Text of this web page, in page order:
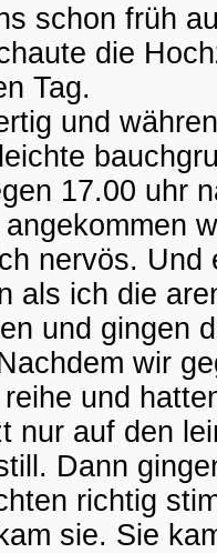
schon früh
die
Tag.
und
17.00 uhr
nervös.
als ich die
und gingen
wir
und
nur auf den
Dann
richtig
sie. Sie